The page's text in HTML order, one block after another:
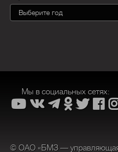
Мы в социальных сетях:
© ОАО «БМЗ — управляющая